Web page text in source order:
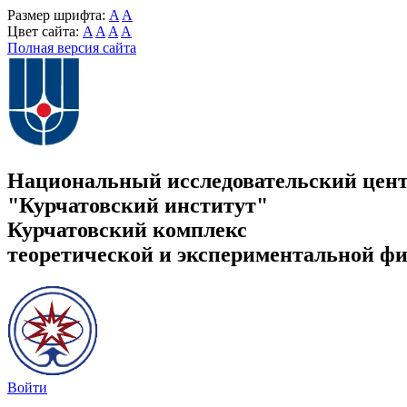
Размер шрифта: A A
Цвет сайта: A A A A
Полная версия сайта
Национальный исследовательский
"Курчатовский институт"
Курчатовский комплекс
теоретической и экспериментальной
Войти